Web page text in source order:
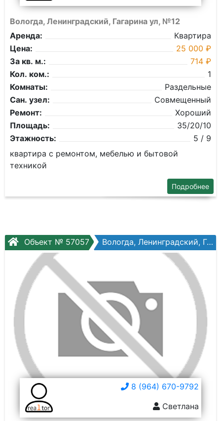
Вологда, Ленинградский, Гагарина ул, №12
Аренда:
Квартира
Цена:
25 000 ₽
За кв. м.:
714 ₽
Кол. ком.:
1
Комнаты:
Раздельные
Сан. узел:
Совмещенный
Ремонт:
Хороший
Площадь:
35/20/10
Этажность:
5 / 9
квартира с ремонтом, мебелью и бытовой
техникой
Подробнее
Объект № 57057 Вологда, Ленинградский, Гагарина ул, №80б
8 (964) 670-9792
Светлана